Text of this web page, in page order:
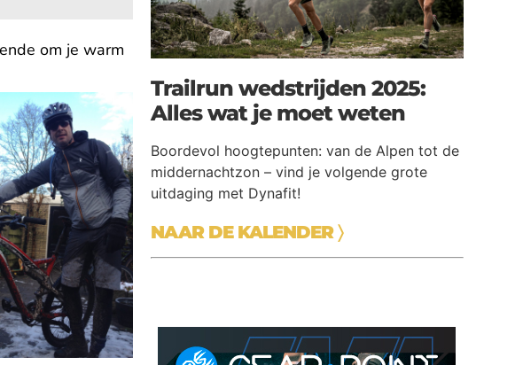
om je warm
Trailrun wedstrijden 2025:
Alles wat je moet weten
Boordevol hoogtepunten: van de Alpen tot de
middernachtzon – vind je volgende grote
uitdaging met Dynafit!
NAAR DE KALENDER〉